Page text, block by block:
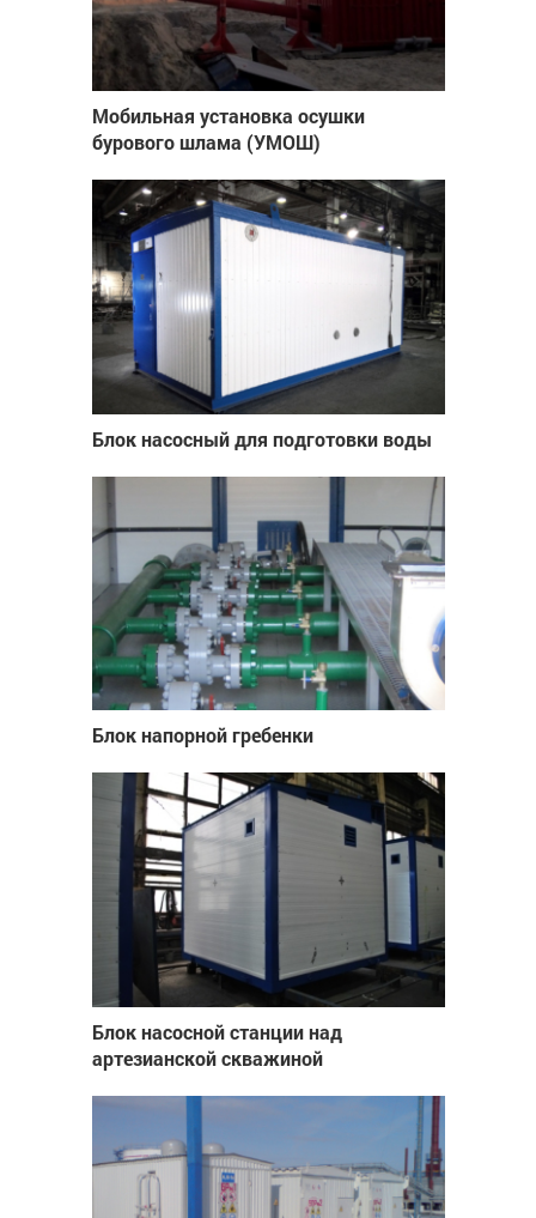
Мобильная установка осушки
бурового шлама (УМОШ)
Блок насосный для подготовки воды
Блок напорной гребенки
Блок насосной станции над
артезианской скважиной